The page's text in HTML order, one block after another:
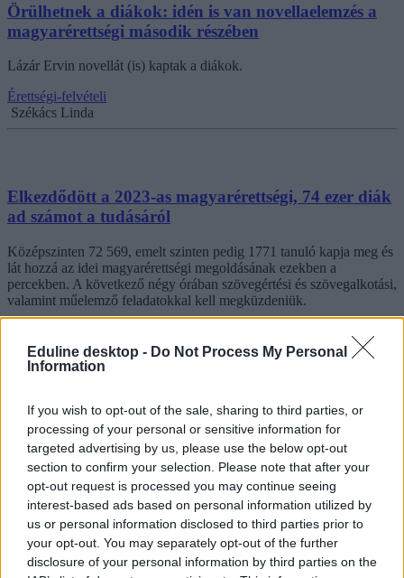
Eduline desktop - Do Not Process My Personal
Information
If you wish to opt-out of the sale, sharing to third parties, or
processing of your personal or sensitive information for
targeted advertising by us, please use the below opt-out
section to confirm your selection. Please note that after your
opt-out request is processed you may continue seeing
interest-based ads based on personal information utilized by
us or personal information disclosed to third parties prior to
your opt-out. You may separately opt-out of the further
disclosure of your personal information by third parties on the
Örülhetnek a diákok: idén is van novellaelemzés a
magyarérettségi második részében
Lázár Ervin novellát (is) kaptak a diákok.
Érettségi-felvételi
Székács Linda
Elkezdődött a 2023-as magyarérettségi, 74 ezer diák
ad számot a tudásáról
Középszinten 72 569, emelt szinten pedig 1771 tanuló kapja meg és
lát hozzá az idei magyarérettségi megoldásának ezekben a
percekben. A következő négy órában szövegértési és szövegalkotási,
valamint műelemző feladatokkal kell megküzdeniük.
Székács Linda
Utoljára vizsgázik a "régi" magyarérettségi, 2024-
től drasztikus változások lesznek
Országszerte több mint hetvenezer diák ad számot a tudásáról a
hétfőn kezdődő magyarérettségi írásbeli részében. Bár a ma
vizsgázó diákok még tudják, mire számíthatnak, jövőre már közel
sem biztos, hogy így lesz.
Érettségi-felvételi